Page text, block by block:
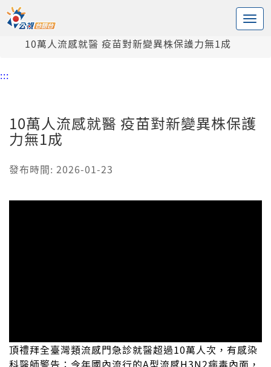
中央內容區塊
頭頁
10萬人流感就醫 疫苗對新變異株保護力無1成
:::
10萬人流感就醫 疫苗對新變異株保護
力無1成
發布時間: 2026-01-23
頂禮拜全臺灣類流感門急診就醫超過10萬人次，有感染
科醫師警告：今年國內流行的A型流感H3N2病毒內面，